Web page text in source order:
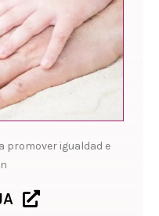
promover igualdad e